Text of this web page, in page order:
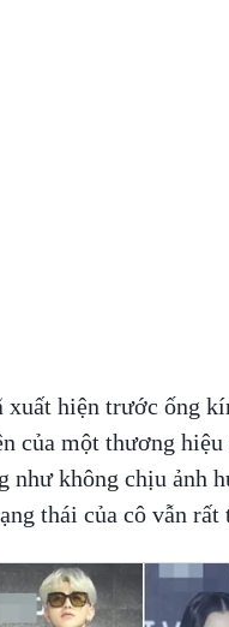
xuất hiện trước ống
của một thương
như không chịu ảnh
thái của cô vẫn rất